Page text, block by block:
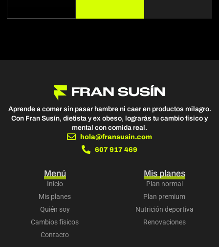
Aprende a comer sin pasar hambre ni caer en productos milagro.
Con Fran Susín, dietista y ex obeso, lograrás tu cambio físico y
mental con comida real.
hola@fransusin.com
607 917 469
Menú
Inicio
Mis planes
Quién soy
Cambios físicos
Contacto
Mis planes
Plan normal
Plan premium
Nutrición deportiva
Renovaciones